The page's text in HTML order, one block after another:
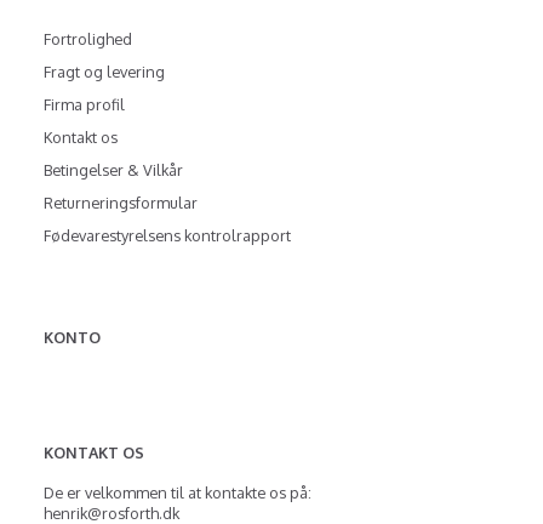
Fortrolighed
Fragt og levering
Firma profil
Kontakt os
Betingelser & Vilkår
Returneringsformular
Fødevarestyrelsens kontrolrapport
KONTO
KONTAKT OS
De er velkommen til at kontakte os på:
henrik@rosforth.dk